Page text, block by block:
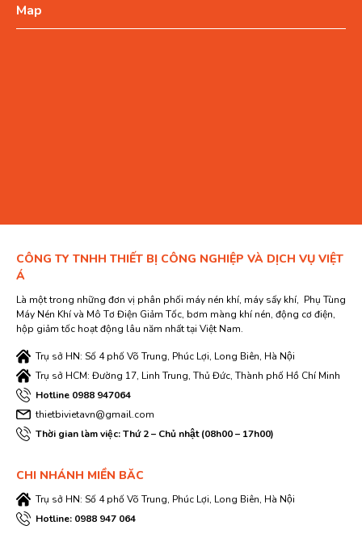
Map
CÔNG TY TNHH THIẾT BỊ CÔNG NGHIỆP VÀ DỊCH VỤ VIỆT
Á
Là một trong những đơn vị phân phối máy nén khí, máy sấy khí, Phụ Tùng
Máy Nén Khí và Mô Tơ Điện Giảm Tốc, bơm màng khí nén, động cơ điện,
hộp giảm tốc hoạt động lâu năm nhất tại Việt Nam.
Trụ sở HN: Số 4 phố Võ Trung, Phúc Lợi, Long Biên, Hà Nội
Trụ sở HCM: Đường 17, Linh Trung, Thủ Đức, Thành phố Hồ Chí Minh
Hotline 0988 947064
thietbivietavn@gmail.com
Thời gian làm việc: Thứ 2 – Chủ nhật (08h00 – 17h00)
CHI NHÁNH MIỀN BĂC
Trụ sở HN: Số 4 phố Võ Trung, Phúc Lợi, Long Biên, Hà Nội
Hotline: 0988 947 064